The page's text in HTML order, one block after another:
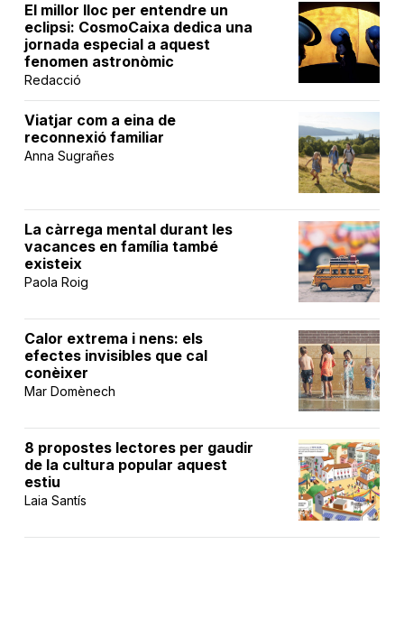
El millor lloc per entendre un
eclipsi: CosmoCaixa dedica una
jornada especial a aquest
fenomen astronòmic
Redacció
Viatjar com a eina de
reconnexió familiar
Anna Sugrañes
La càrrega mental durant les
vacances en família també
existeix
Paola Roig
Calor extrema i nens: els
efectes invisibles que cal
conèixer
Mar Domènech
8 propostes lectores per gaudir
de la cultura popular aquest
estiu
Laia Santís